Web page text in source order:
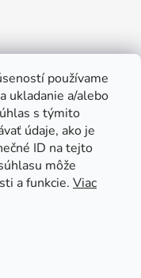
používame
ukladanie a/alebo
s týmito
údaje, ako je
ID na tejto
môže
a funkcie. Viac